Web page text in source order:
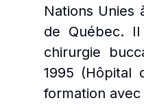
Nations Unies
de Québec.
chirurgie
1995 (Hôpital
formation